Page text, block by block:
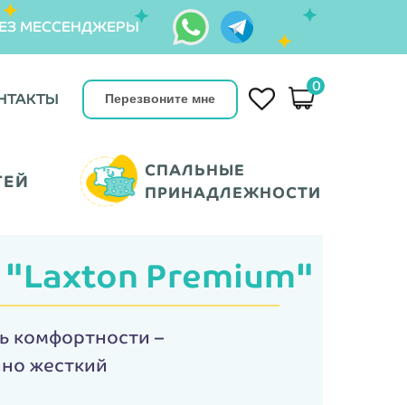
Перезвоните мне
0
МЕССЕНДЖЕРЫ
СПАЛЬНЫЕ
ПРИНАДЛЕЖНОСТИ
СПАЛЬНЫЕ
ПРИНАДЛЕЖНОСТИ
Premium"
комфортности –
жесткий